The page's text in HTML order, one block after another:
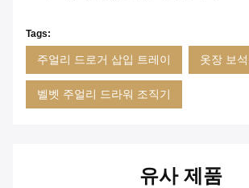
Tags:
주얼리 드로거 삽입 트레이 옷장 보
벨벳 주얼리 드라워 조직기
유사 제품